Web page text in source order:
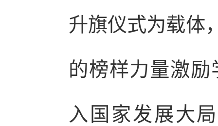
升旗仪式为载体
的榜样力量激
入国家发展大